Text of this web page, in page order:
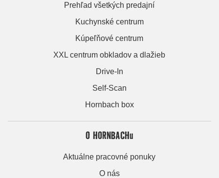
Prehľad všetkých predajní
Kuchynské centrum
Kúpeľňové centrum
XXL centrum obkladov a dlažieb
Drive-In
Self-Scan
Hornbach box
O HORNBACHu
Aktuálne pracovné ponuky
O nás